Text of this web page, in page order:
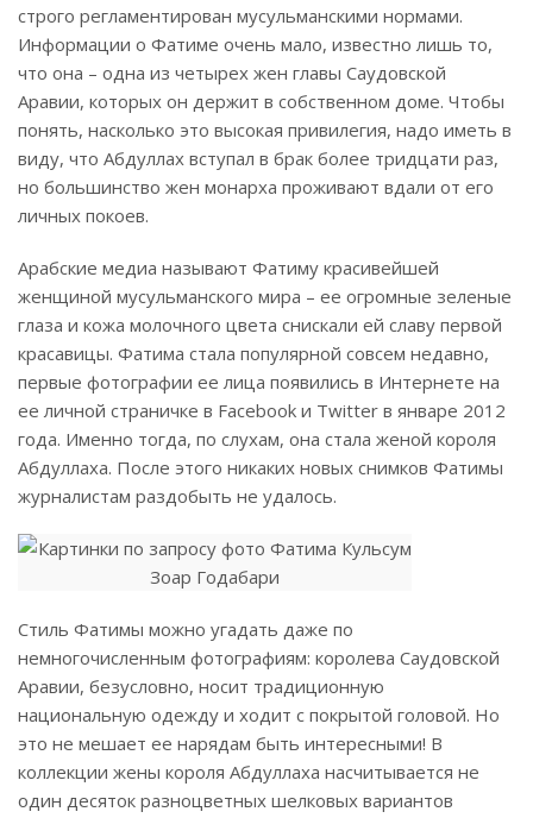
строго регламентирован мусульманскими нормами.
Информации о Фатиме очень мало, известно лишь то,
что она – одна из четырех жен главы Саудовской
Аравии, которых он держит в собственном доме. Чтобы
понять, насколько это высокая привилегия, надо иметь в
виду, что Абдуллах вступал в брак более тридцати раз,
но большинство жен монарха проживают вдали от его
личных покоев.
Арабские медиа называют Фатиму красивейшей
женщиной мусульманского мира – ее огромные зеленые
глаза и кожа молочного цвета снискали ей славу первой
красавицы. Фатима стала популярной совсем недавно,
первые фотографии ее лица появились в Интернете на
ее личной страничке в Facebook и Twitter в январе 2012
года. Именно тогда, по слухам, она стала женой короля
Абдуллаха. После этого никаких новых снимков Фатимы
журналистам раздобыть не удалось.
Стиль Фатимы можно угадать даже по
немногочисленным фотографиям: королева Саудовской
Аравии, безусловно, носит традиционную
национальную одежду и ходит с покрытой головой. Но
это не мешает ее нарядам быть интересными! В
коллекции жены короля Абдуллаха насчитывается не
один десяток разноцветных шелковых вариантов